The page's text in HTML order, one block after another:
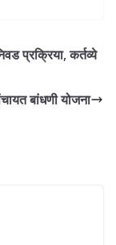
प्रक्रिया, कर्तव्ये
बांधणी योजना